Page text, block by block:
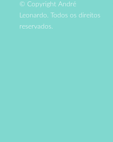
© Copyright André
Leonardo. Todos os direitos
reservados.